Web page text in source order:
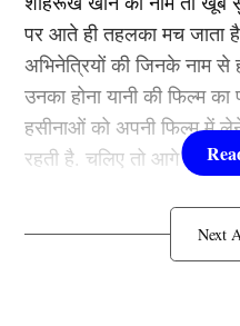
सलामी बल्लेबाज अभिषेक
जिन्होंने 34 रनों की पारी
अभिषेक शर्मा पांचवे ओवर में
रहे थे और इसी दौरान वह
में वापस पहुंचे जिसके बाद
बहस करते नजर आए।
VIDEO: लाइव मैच में अभिषेक
पर आते ही तहलका मच
अभिनेत्रियों की जिनके नाम से
उनका होना यानी की फिल्म
हसीनाओं को अपनी फिल्म में
रहती है. चलिए तो आगे
कौन हैंBollywood